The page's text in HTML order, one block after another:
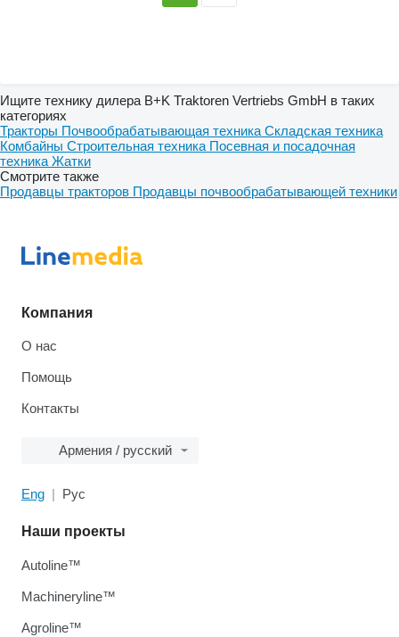
Ищите технику дилера B+K Traktoren Vertriebs GmbH в таких
категориях
Тракторы Почвообрабатывающая техника Складская техника
Комбайны Строительная техника Посевная и посадочная
техника Жатки
Смотрите также
Продавцы тракторов Продавцы почвообрабатывающей техники
Компания
О нас
Помощь
Контакты
Армения / русский
Eng Рус
Наши проекты
Autoline™
Machineryline™
Agroline™